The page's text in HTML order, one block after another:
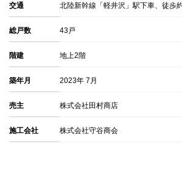
交通 北陸新幹線「軽井沢」駅下車、徒歩
総戸数 43戸
階建 地上2階
築年月 2023年 7月
売主 株式会社田村商店
施工会社 株式会社守谷商会